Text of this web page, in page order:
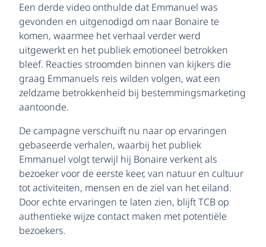
Een derde video onthulde dat Emmanuel was
gevonden en uitgenodigd om naar Bonaire te
komen, waarmee het verhaal verder werd
uitgewerkt en het publiek emotioneel betrokken
bleef. Reacties stroomden binnen van kijkers die
graag Emmanuels reis wilden volgen, wat een
zeldzame betrokkenheid bij bestemmingsmarketing
aantoonde.
De campagne verschuift nu naar op ervaringen
gebaseerde verhalen, waarbij het publiek
Emmanuel volgt terwijl hij Bonaire verkent als
bezoeker voor de eerste keer, van natuur en cultuur
tot activiteiten, mensen en de ziel van het eiland.
Door echte ervaringen te laten zien, blijft TCB op
authentieke wijze contact maken met potentiële
bezoekers.